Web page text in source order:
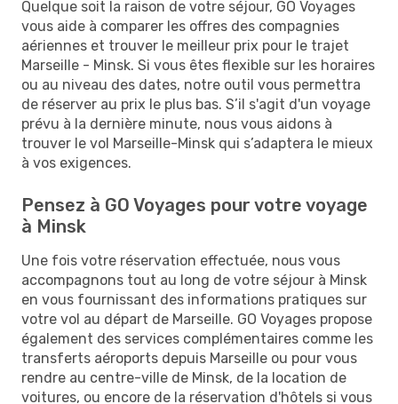
Quelque soit la raison de votre séjour, GO Voyages
vous aide à comparer les offres des compagnies
aériennes et trouver le meilleur prix pour le trajet
Marseille - Minsk. Si vous êtes flexible sur les horaires
ou au niveau des dates, notre outil vous permettra
de réserver au prix le plus bas. S’il s'agit d'un voyage
prévu à la dernière minute, nous vous aidons à
trouver le vol Marseille-Minsk qui s’adaptera le mieux
à vos exigences.
Pensez à GO Voyages pour votre voyage
à Minsk
Une fois votre réservation effectuée, nous vous
accompagnons tout au long de votre séjour à Minsk
en vous fournissant des informations pratiques sur
votre vol au départ de Marseille. GO Voyages propose
également des services complémentaires comme les
transferts aéroports depuis Marseille ou pour vous
rendre au centre-ville de Minsk, de la location de
voitures, ou encore de la réservation d'hôtels si vous